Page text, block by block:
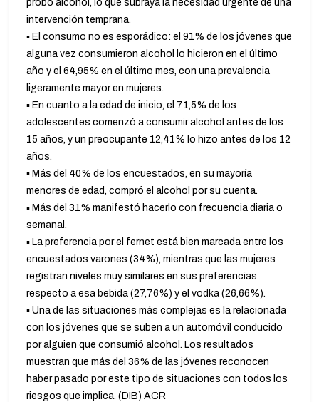
probó alcohol, lo que subraya la necesidad urgente de una
intervención temprana.
▪️ El consumo no es esporádico: el 91% de los jóvenes que
alguna vez consumieron alcohol lo hicieron en el último
año y el 64,95% en el último mes, con una prevalencia
ligeramente mayor en mujeres.
▪️ En cuanto a la edad de inicio, el 71,5% de los
adolescentes comenzó a consumir alcohol antes de los
15 años, y un preocupante 12,41% lo hizo antes de los 12
años.
▪️ Más del 40% de los encuestados, en su mayoría
menores de edad, compró el alcohol por su cuenta.
▪️ Más del 31% manifestó hacerlo con frecuencia diaria o
semanal.
▪️ La preferencia por el fernet está bien marcada entre los
encuestados varones (34%), mientras que las mujeres
registran niveles muy similares en sus preferencias
respecto a esa bebida (27,76%) y el vodka (26,66%).
▪️ Una de las situaciones más complejas es la relacionada
con los jóvenes que se suben a un automóvil conducido
por alguien que consumió alcohol. Los resultados
muestran que más del 36% de las jóvenes reconocen
haber pasado por este tipo de situaciones con todos los
riesgos que implica. (DIB) ACR